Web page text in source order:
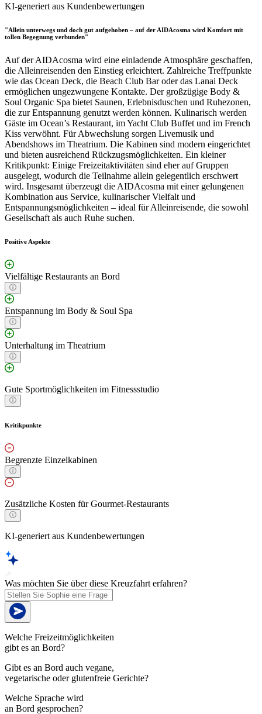
KI-generiert aus Kundenbewertungen
"Allein unterwegs und doch gut aufgehoben – auf der AIDAcosma wird Komfort mit
tollen Begegnung verbunden"
Auf der AIDAcosma wird eine einladende Atmosphäre geschaffen,
die Alleinreisenden den Einstieg erleichtert. Zahlreiche Treffpunkte
wie das Ocean Deck, die Beach Club Bar oder das Lanai Deck
ermöglichen ungezwungene Kontakte. Der großzügige Body &
Soul Organic Spa bietet Saunen, Erlebnisduschen und Ruhezonen,
die zur Entspannung genutzt werden können. Kulinarisch werden
Gäste im Ocean’s Restaurant, im Yacht Club Buffet und im French
Kiss verwöhnt. Für Abwechslung sorgen Livemusik und
Abendshows im Theatrium. Die Kabinen sind modern eingerichtet
und bieten ausreichend Rückzugsmöglichkeiten. Ein kleiner
Kritikpunkt: Einige Freizeitaktivitäten sind eher auf Gruppen
ausgelegt, wodurch die Teilnahme allein gelegentlich erschwert
wird. Insgesamt überzeugt die AIDAcosma mit einer gelungenen
Kombination aus Service, kulinarischer Vielfalt und
Entspannungsmöglichkeiten – ideal für Alleinreisende, die sowohl
Gesellschaft als auch Ruhe suchen.
Positive Aspekte
Vielfältige Restaurants an Bord
Entspannung im Body & Soul Spa
Unterhaltung im Theatrium
Gute Sportmöglichkeiten im Fitnessstudio
Kritikpunkte
Begrenzte Einzelkabinen
Zusätzliche Kosten für Gourmet-Restaurants
KI-generiert aus Kundenbewertungen
Was möchten Sie über diese Kreuzfahrt erfahren?
Welche Freizeitmöglichkeiten
gibt es an Bord?
Gibt es an Bord auch vegane,
vegetarische oder glutenfreie Gerichte?
Welche Sprache wird
an Bord gesprochen?